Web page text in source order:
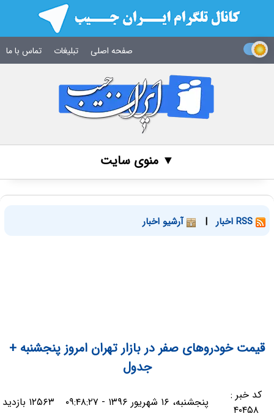
صفحه اصلی تبلیغات تماس با ما
▼ منوی سایت
| آرشیو اخبار
قیمت خودروهای صفر در بازار تهران امروز پنجشنبه +
جدول
کد خبر :
۴۰۴۵۸
پنجشنبه، ۱۶ شهریور ۱۳۹۶ - ۰۹:۴۸:۲۷ ۱۲۵۶۳ بازدید